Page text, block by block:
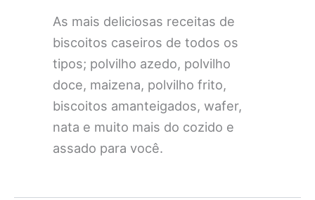
As mais deliciosas receitas de
biscoitos caseiros de todos os
tipos; polvilho azedo, polvilho
doce, maizena, polvilho frito,
biscoitos amanteigados, wafer,
nata e muito mais do cozido e
assado para você.